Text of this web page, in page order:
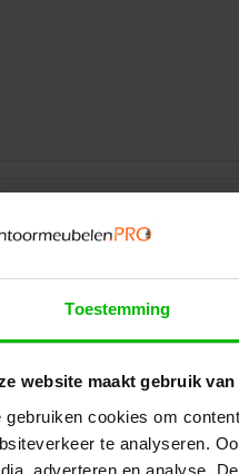
Toestemming
website maakt gebruik
gebruiken cookies om
te analyseren.
adverteren en analyse.